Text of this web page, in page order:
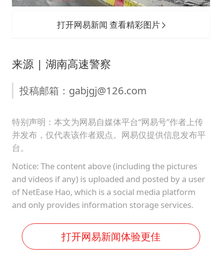
打开网易新闻 查看精彩图片
来源 | 湖南高速警察
投稿邮箱：gabjgj@126.com
特别声明：本文为网易自媒体平台“网易号”作者上传
并发布，仅代表该作者观点。网易仅提供信息发布平
台。
Notice: The content above (including the pictures
and videos if any) is uploaded and posted by a user
of NetEase Hao, which is a social media platform
and only provides information storage services.
打开网易新闻体验更佳